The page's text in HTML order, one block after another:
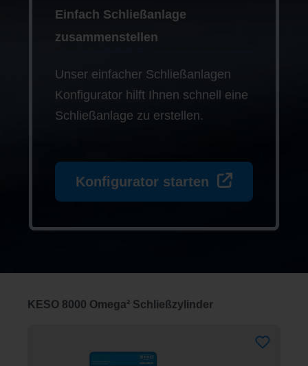
Einfach Schließanlage
zusammenstellen
Unser einfacher Schließanlagen
Konfigurator hilft Ihnen schnell eine
Schließanlage zu erstellen.
Konfigurator starten
Produktgalerie überspringen
KESO 8000 Omega² Schließzylinder